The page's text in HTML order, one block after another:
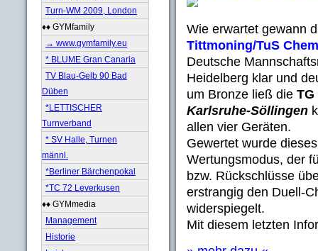
Turn-WM 2009, London
♦♦ GYMfamily
→ www.gymfamily.eu
* BLUME Gran Canaria
TV Blau-Gelb 90 Bad
Düben
*LETTISCHER
Turnverband
* SV Halle, Turnen
männl.
*Berliner Bärchenpokal
*TC 72 Leverkusen
♦♦ GYMmedia
Management
Historie
Wie erwartet gewann
Tittmoning/TuS
Deutsche
Heidelberg klar und
um Bronze ließ die TG
Karlsruhe-Söllingen
allen vier Geräten.
Gewertet wurde
Wertungsmodus, der
bzw. Rückschlüsse
erstrangig den Duell-
widerspiegelt.
Mit diesem letzten